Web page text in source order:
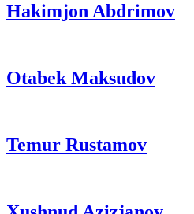
Hakimjon Abdrimov
Otabek Maksudov
Temur Rustamov